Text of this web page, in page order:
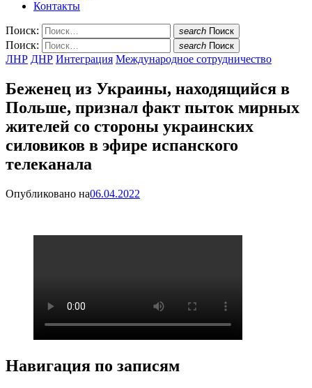
Контакты
Поиск: search Поиск
Поиск: search Поиск
ЛНР ДНР Интеграция Международное сотрудничество
Беженец из Украины, находящийся в
Польше, признал факт пыток мирных
жителей со стороны украинских
силовиков в эфире испанского
телеканала
Опубликовано на06.04.2022
Навигация по записям